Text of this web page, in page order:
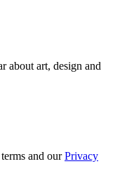
about art, design and
and ourPrivacy